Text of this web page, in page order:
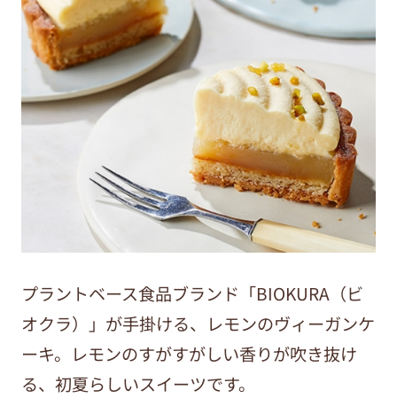
プラントベース食品ブランド「BIOKURA（ビ
オクラ）」が手掛ける、レモンのヴィーガンケ
ーキ。レモンのすがすがしい香りが吹き抜け
る、初夏らしいスイーツです。